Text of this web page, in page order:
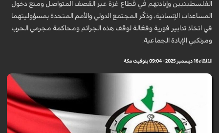
الفلسطينيين وإبادتهم في قطاع غزة عبر القصف المتواصل ومنع دخول
المساعدات الإنسانية، وذكّر المجتمع الدولي والأمم المتحدة بمسؤوليتهما
في اتخاذ تدابير فورية وفعّالة لوقف هذه الجرائم ومحاكمة مجرمي الحرب
ومرتكبي الإبادة الجماعية.
الثلاثاء 16 ديسمبر 2025 - 09:04 بتوقيت مكة